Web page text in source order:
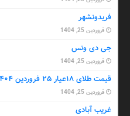
فریدونشهر
فروردین 25, 1404
جی دی ونس
فروردین 25, 1404
قیمت طلای ۱۸عیار ۲۵ فروردین ۱۴۰۴
فروردین 25, 1404
غریب آبادی